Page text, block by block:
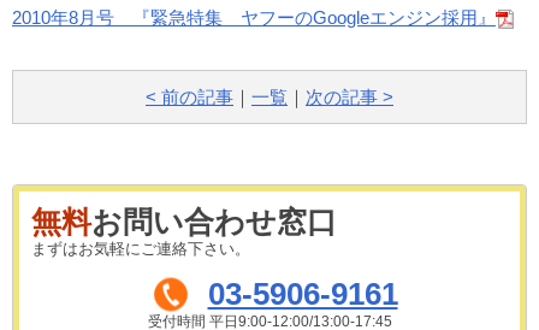
2010年8月号 『緊急特集 ヤフーのGoogleエンジン採用』
< 前の記事 ｜ 一覧 ｜ 次の記事 >
無料お問い合わせ窓口
まずはお気軽にご連絡下さい。
03-5906-9161
受付時間 平日9:00-12:00/13:00-17:45